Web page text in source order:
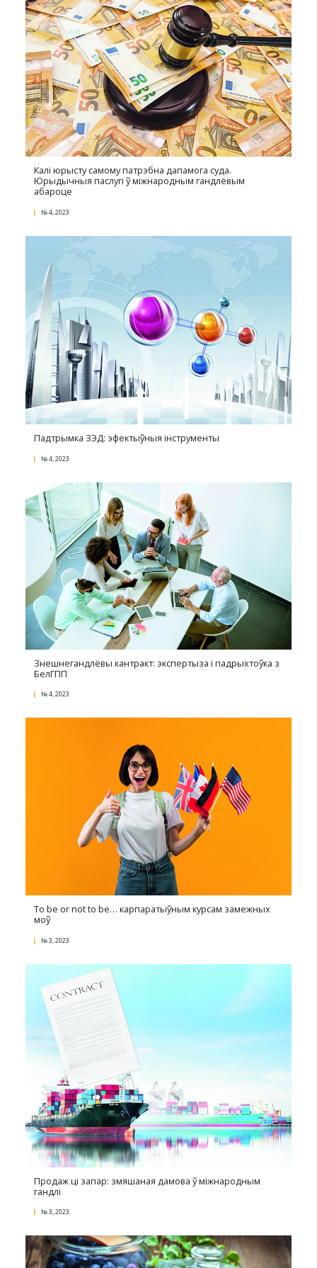
Перадаючы экспертны досвед
№ 2, 2024
Бізнэс у эпоху маркетплэйсаў: знак беларускай
Wildberries
№ 2, 2024
Абарона персанальных дадзеных у кампаніі.
Лакальныя дакументы
№ 1, 2024
Рухавік гандлю як аб'ект спрэчкі. Рэкламныя
№ 1, 2024
Салодкі патэнт ці твор мастацтва? (частка 2)